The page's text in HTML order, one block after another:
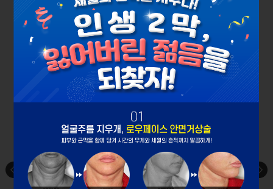
JUNG SEUNG MOONPLASTIC SURGERY CLINIC
나이는 숫자에 불과하다,JL 스페셜
시간은 돌리고 탄력은 더하는 JL의 남다른 성형을 만나보세요